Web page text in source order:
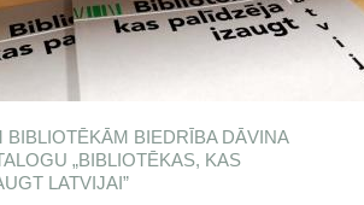
BIBLIOTĒKĀM BIEDRĪBA DĀVINA
„BIBLIOTĒKAS, KAS
LATVIJAI”